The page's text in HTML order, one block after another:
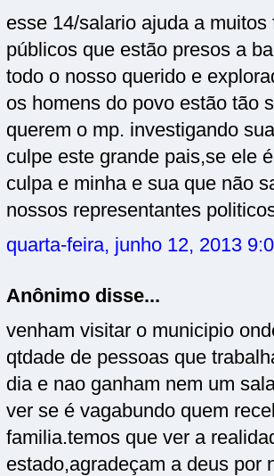
esse 14/salario ajuda a muitos
públicos que estão presos a
todo o nosso querido e
os homens do povo estão tão
querem o mp. investigando
culpe este grande pais,se ele
culpa e minha e sua que não
nossos representantes
quarta-feira, junho 12, 2013
Anônimo disse...
venham visitar o municipio
qtdade de pessoas que
dia e nao ganham nem um
ver se é vagabundo quem
familia.temos que ver a
estado,agradeçam a deus por